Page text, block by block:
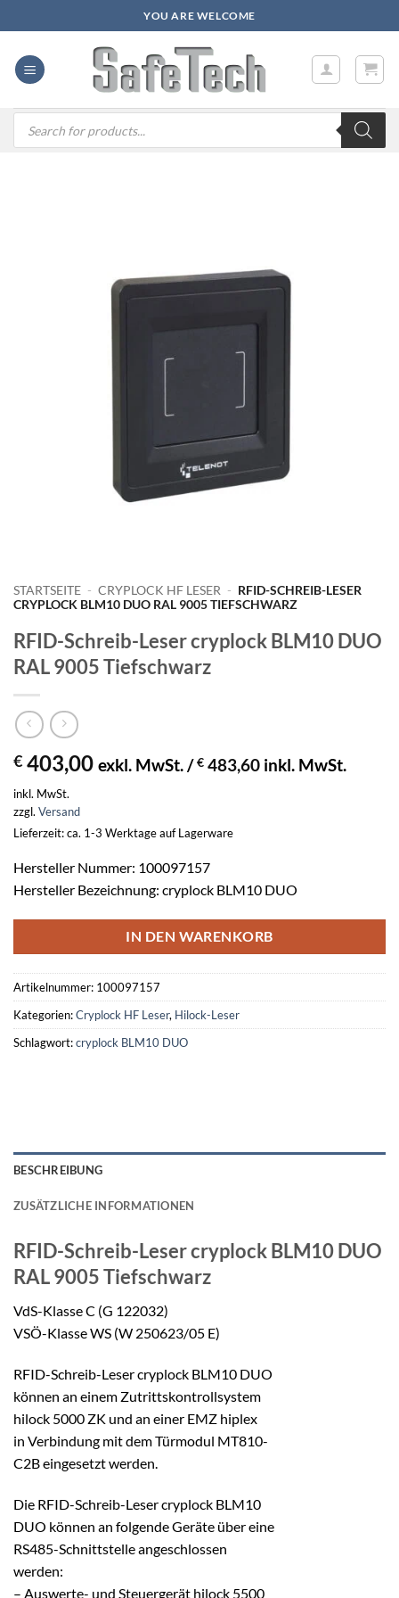
Inhalt
springen
YOU ARE WELCOME
Products
search
STARTSEITE - CRYPLOCK HF LESER - RFID-SCHREIB-LESER
CRYPLOCK BLM10 DUO RAL 9005 TIEFSCHWARZ
RFID-Schreib-Leser cryplock BLM10 DUO
RAL 9005 Tiefschwarz
€ 403,00 exkl. MwSt. /€ 483,60 inkl. MwSt.
inkl. MwSt.
zzgl. Versand
Lieferzeit: ca. 1-3 Werktage auf Lagerware
Hersteller Nummer: 100097157
Hersteller Bezeichnung: cryplock BLM10 DUO
IN DEN WARENKORB
Artikelnummer: 100097157
Kategorien:Cryplock HF Leser, Hilock-Leser
Schlagwort:cryplock BLM10 DUO
BESCHREIBUNG
ZUSÄTZLICHE INFORMATIONEN
RFID-Schreib-Lesercryplock BLM10 DUO
RAL 9005 Tiefschwarz
VdS-Klasse C (G 122032)
VSÖ-Klasse WS (W 250623/05 E)
RFID-Schreib-Leser cryplock BLM10 DUO
können an einem Zutrittskontrollsystem
hilock 5000 ZK und an einer EMZ hiplex
in Verbindung mit dem Türmodul MT810-
C2B eingesetzt werden.
Die RFID-Schreib-Leser cryplock BLM10
DUO können an folgende Geräte über eine
RS485-Schnittstelle angeschlossen
werden:
– Auswerte- und Steuergerät hilock 5500